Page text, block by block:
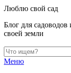
Люблю свой сад
Блог для
своей земли
Меню